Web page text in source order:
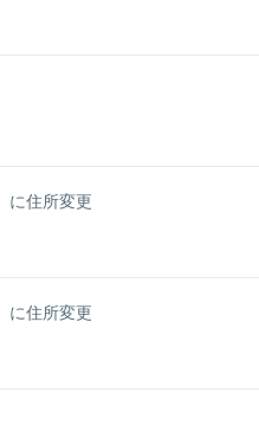
に住所変更
に住所変更